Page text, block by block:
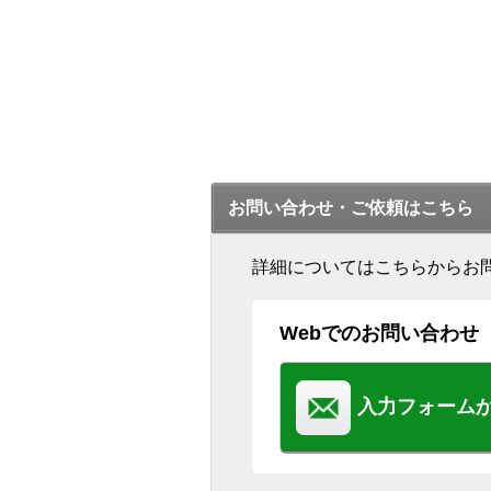
お問い合わせ・ご依頼はこちら
詳細についてはこちらからお
Webでのお問い合わせ
入力フォーム